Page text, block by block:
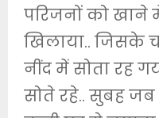
परिजनों को खाने
खिलाया.. जिसके
नींद में सोता रह
सोते रहे.. सुबह जब